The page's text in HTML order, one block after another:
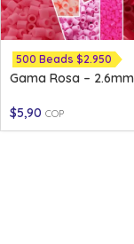
500 Beads $2.950
Gama Rosa – 2.6mm
$5,90 COP